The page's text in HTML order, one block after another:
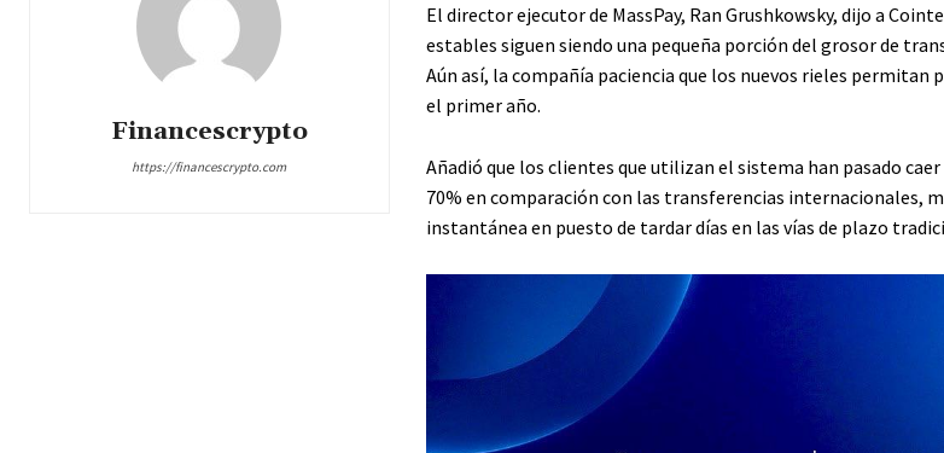
Financescrypto
https://financescrypto.com
El director ejecutor de MassPay, Ran Grushkowsky, dijo a
estables siguen siendo una pequeña porción del grosor de
Aún así, la compañía paciencia que los nuevos rieles permitan
el primer año.
Añadió que los clientes que utilizan el sistema han pasado
70% en comparación con las transferencias internacionales,
instantánea en puesto de tardar días en las vías de plazo